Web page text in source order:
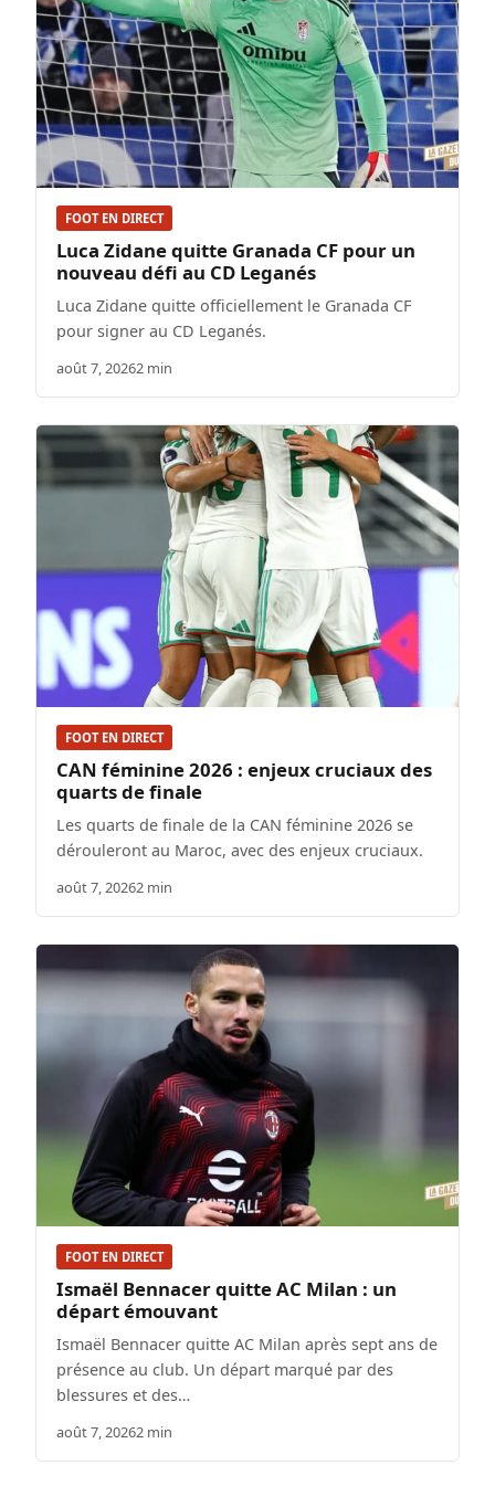
FOOT EN DIRECT
Luca Zidane quitte Granada CF pour un
nouveau défi au CD Leganés
Luca Zidane quitte officiellement le Granada CF
pour signer au CD Leganés.
août 7, 20262 min
FOOT EN DIRECT
CAN féminine 2026 : enjeux cruciaux des
quarts de finale
Les quarts de finale de la CAN féminine 2026 se
dérouleront au Maroc, avec des enjeux cruciaux.
août 7, 20262 min
FOOT EN DIRECT
Ismaël Bennacer quitte AC Milan : un
départ émouvant
Ismaël Bennacer quitte AC Milan après sept ans de
présence au club. Un départ marqué par des
blessures et des…
août 7, 20262 min